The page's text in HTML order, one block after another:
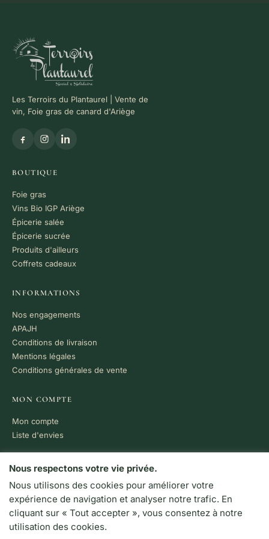
Les Terroirs du Plantaurel | Vente de
vin, Foie gras de canard d'Ariège
BOUTIQUE
Foie gras
Vins Bio IGP Ariège
Épicerie salée
Épicerie sucrée
Produits d'ailleurs
Coffrets cadeaux
INFORMATIONS
Nos engagements
APAJH
Conditions de livraison
Mentions légales
Conditions générales de vente
MON COMPTE
Mon compte
Liste d'envies
PAIEMENT 100% SÉCURISÉ
VISA MC CB
LIVRAISON RAPIDE
Colissimo · Chronopost
Nous respectons votre vie privée.
Nous utilisons des cookies pour améliorer votre
expérience de navigation et analyser notre trafic. En
cliquant sur « Tout accepter », vous consentez à notre
utilisation des cookies.